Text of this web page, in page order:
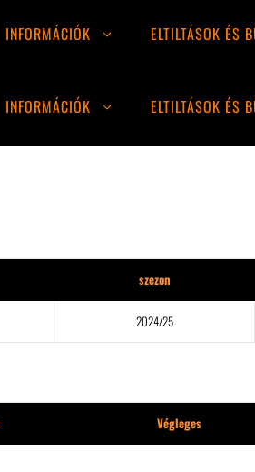
INFORMÁCIÓK ELTILTÁSOK ÉS
INFORMÁCIÓK ELTILTÁSOK ÉS
szezon
2024/25
Végleges